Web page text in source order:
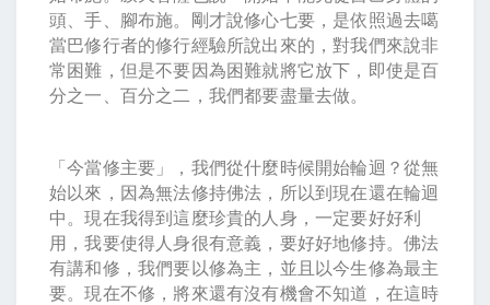
頭、手、腳布施。剛才說修心七要，是依照過去噶
當巴修行者的修行經驗所說出來的，對我們來說非
常困難，但是不要因為困難就將它放下，即使是百
分之一、百分之二，我們都要盡量去做。
「今當修主要」，我們從什麼時候開始輪迴？從無
始以來，因為無法修持佛法，所以到現在還在輪迴
中。現在我得到這麼珍貴的人身，一定要好好利
用，我要使得人身很有意義，要好好地修持。佛法
有講和修，我們要以修為主，並且以今生修為最主
要。現在不修，將來還有沒有機會不知道，在這時